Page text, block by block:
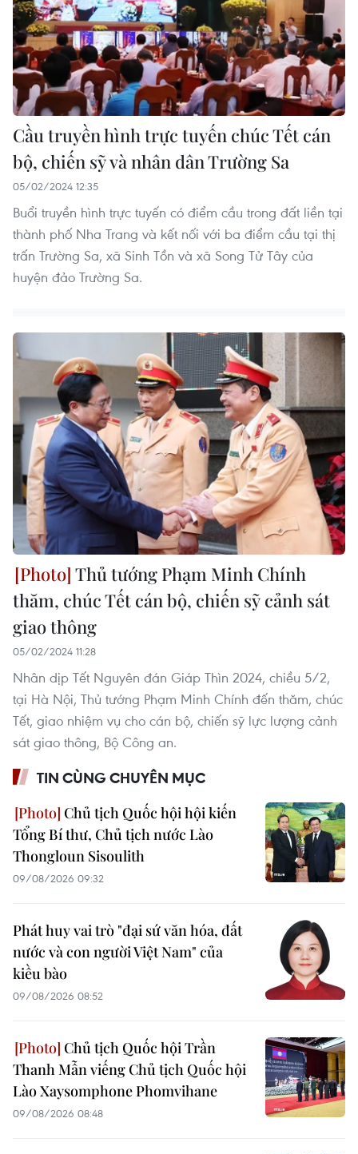
Cầu truyền hình trực tuyến chúc Tết cán
bộ, chiến sỹ và nhân dân Trường Sa
05/02/2024 12:35
Buổi truyền hình trực tuyến có điểm cầu trong đất liền tại
thành phố Nha Trang và kết nối với ba điểm cầu tại thị
trấn Trường Sa, xã Sinh Tồn và xã Song Tử Tây của
huyện đảo Trường Sa.
Thủ tướng Phạm Minh Chính
thăm, chúc Tết cán bộ, chiến sỹ cảnh sát
giao thông
05/02/2024 11:28
Nhân dịp Tết Nguyên đán Giáp Thìn 2024, chiều 5/2,
tại Hà Nội, Thủ tướng Phạm Minh Chính đến thăm, chúc
Tết, giao nhiệm vụ cho cán bộ, chiến sỹ lực lượng cảnh
sát giao thông, Bộ Công an.
TIN CÙNG CHUYÊN MỤC
Chủ tịch Quốc hội hội kiến
Tổng Bí thư, Chủ tịch nước Lào
Thongloun Sisoulith
09/08/2026 09:32
Phát huy vai trò "đại sứ văn hóa, đất
nước và con người Việt Nam" của
kiều bào
09/08/2026 08:52
Chủ tịch Quốc hội Trần
Thanh Mẫn viếng Chủ tịch Quốc hội
Lào Xaysomphone Phomvihane
09/08/2026 08:48